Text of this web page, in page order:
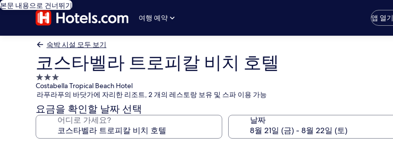
본문 내용으로 건너뛰기
여행 예약
앱 열기
숙박 시설 모두 보기
코스타벨라 트로피칼 비치 호텔
3.0
성
급
숙
박
Costabella Tropical Beach Hotel
라푸라푸의 바닷가에 자리한 리조트, 2 개의 레스토랑 보유 및 스파 이용 가능
요금을 확인할 날짜 선택
어디로 가세요? 날짜